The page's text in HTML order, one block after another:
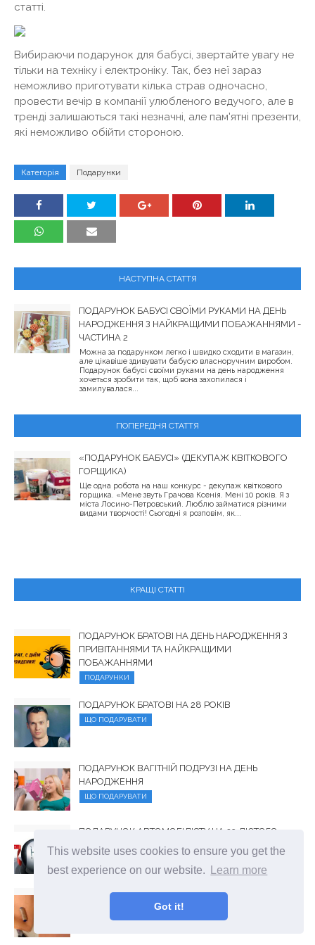
This website uses cookies to ensure you get the
best experience on our website.
Learn more
Got it!
статті.
Вибираючи подарунок для бабусі, звертайте увагу не
тільки на техніку і електроніку. Так, без неї зараз
неможливо приготувати кілька страв одночасно,
провести вечір в компанії улюбленого ведучого, але в
тренді залишаються такі незначні, але пам'ятні презенти,
які неможливо обійти стороною.
Категорія Подарунки
НАСТУПНА СТАТТЯ
ПОДАРУНОК БАБУСІ СВОЇМИ РУКАМИ НА ДЕНЬ
НАРОДЖЕННЯ З НАЙКРАЩИМИ ПОБАЖАННЯМИ -
ЧАСТИНА 2
Можна за подарунком легко і швидко сходити в магазин,
але цікавіше здивувати бабусю власноручним виробом.
Подарунок бабусі своїми руками на день народження
хочеться зробити так, щоб вона захопилася і
замилувалася...
ПОПЕРЕДНЯ СТАТТЯ
«ПОДАРУНОК БАБУСІ» (ДЕКУПАЖ КВІТКОВОГО
ГОРЩИКА)
Ще одна робота на наш конкурс - декупаж квіткового
горщика. «Мене звуть Грачова Ксенія. Мені 10 років. Я з
міста Лосино-Петровський. Люблю займатися різними
видами творчості! Сьогодні я розповім, як...
КРАЩІ СТАТТІ
ПОДАРУНОК БРАТОВІ НА ДЕНЬ НАРОДЖЕННЯ З
ПРИВІТАННЯМИ ТА НАЙКРАЩИМИ
ПОБАЖАННЯМИ
ПОДАРУНКИ
ПОДАРУНОК БРАТОВІ НА 28 РОКІВ
ЩО ПОДАРУВАТИ
ПОДАРУНОК ВАГІТНІЙ ПОДРУЗІ НА ДЕНЬ
НАРОДЖЕННЯ
ЩО ПОДАРУВАТИ
ПОДАРУНОК АВТОМОБІЛІСТУ НА 23 ЛЮТОГО -
КОРИСНІ ДРІБНИЦІ ДЛЯ СПРАВИ
ПОДАРУНКОВИЙ КОНВЕРТ З ТКАНИНИ